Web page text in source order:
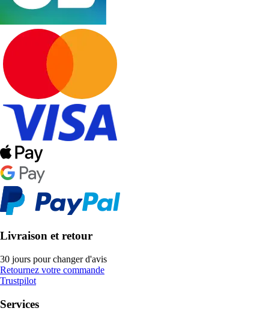
Livraison et retour
30 jours pour changer d'avis
Retournez votre commande
Trustpilot
Services